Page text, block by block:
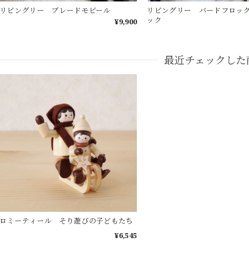
リビングリー ブレードモビール
¥9,900
リビングリー バードフロッ
ック
最近チェックし
ロミーティール そり遊びの子どもたち
¥6,545